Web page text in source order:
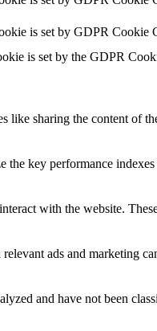
is set by GDPR Cookie
is set by the GDPR
sharing the content of
the key performance
with the website.
ads and marketing
and have not been